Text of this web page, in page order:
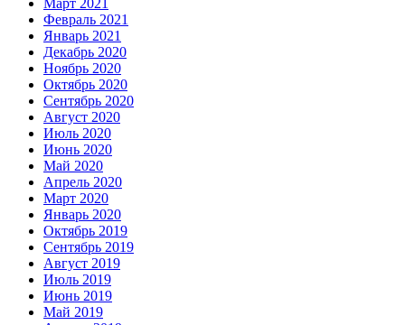
Февраль 2021
Январь 2021
Декабрь 2020
Ноябрь 2020
Октябрь 2020
Сентябрь 2020
Август 2020
Июль 2020
Июнь 2020
Май 2020
Апрель 2020
Март 2020
Январь 2020
Октябрь 2019
Сентябрь 2019
Август 2019
Июль 2019
Июнь 2019
Май 2019